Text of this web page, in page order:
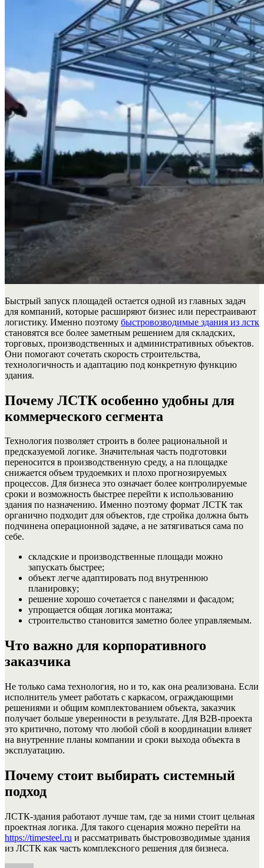
Быстрый запуск площадей остается одной из главных задач
для компаний, которые расширяют бизнес или перестраивают
логистику. Именно поэтому быстровозводимые здания из лстк
становятся все более заметным решением для складских,
торговых, производственных и административных объектов.
Они помогают сочетать скорость строительства,
технологичность и адаптацию под конкретную функцию
здания.
Почему ЛСТК особенно удобны для
коммерческого сегмента
Технология позволяет строить в более рациональной и
предсказуемой логике. Значительная часть подготовки
переносится в производственную среду, а на площадке
снижается объем трудоемких и плохо прогнозируемых
процессов. Для бизнеса это означает более контролируемые
сроки и возможность быстрее перейти к использованию
здания по назначению. Именно поэтому формат ЛСТК так
органично подходит для объектов, где стройка должна быть
подчинена операционной задаче, а не затягиваться сама по
себе.
складские и производственные площади можно
запускать быстрее;
объект легче адаптировать под внутреннюю
планировку;
решение хорошо сочетается с панелями и фасадом;
упрощается общая логика монтажа;
строительство становится заметно более управляемым.
Что важно для корпоративного
заказчика
Не только сама технология, но и то, как она реализована. Если
исполнитель умеет работать с каркасом, ограждающими
решениями и общим комплектованием объекта, заказчик
получает больше уверенности в результате. Для B2B-проекта
это критично, потому что любой сбой в координации влияет
на внутренние планы компании и сроки выхода объекта в
эксплуатацию.
Почему стоит выбирать системный
подход
ЛСТК-здания работают лучше там, где за ними стоит цельная
проектная логика. Для такого сценария можно перейти на
https://timesteel.ru и рассматривать быстровозводимые здания
из ЛСТК как часть комплексного решения для бизнеса.